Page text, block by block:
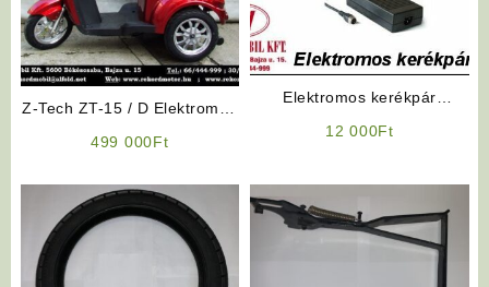
Z-Tech ZT-15 / D Elektromos
499 000Ft
Elektromos kerékpár
12 000Ft